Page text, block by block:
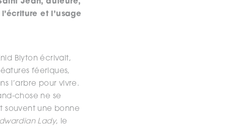
Jean, auteure,
et l’usage
Blyton écrivait,
féeriques,
l’arbre pour vivre.
chose ne se
souvent une bonne
Lady, le